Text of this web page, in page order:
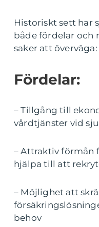
Historiskt sett har
både fördelar och
saker att överväga:
Fördelar:
– Tillgång till
vårdtjänster vid
– Attraktiv förmån
hjälpa till att
– Möjlighet att
behov